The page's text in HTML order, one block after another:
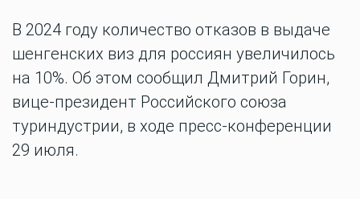
В 2024 году количество отказов в выдаче
шенгенских виз для россиян увеличилось
на 10%. Об этом сообщил Дмитрий Горин,
вице-президент Российского союза
туриндустрии, в ходе пресс-конференции
29 июля.